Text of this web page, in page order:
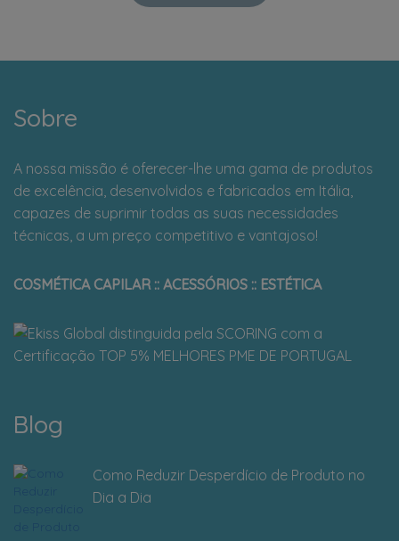
Sobre
A nossa missão é oferecer-lhe uma gama de produtos
de excelência, desenvolvidos e fabricados em Itália,
capazes de suprimir todas as suas necessidades
técnicas, a um preço competitivo e vantajoso!
COSMÉTICA CAPILAR :: ACESSÓRIOS :: ESTÉTICA
Blog
Como Reduzir Desperdício de Produto no
Dia a Dia